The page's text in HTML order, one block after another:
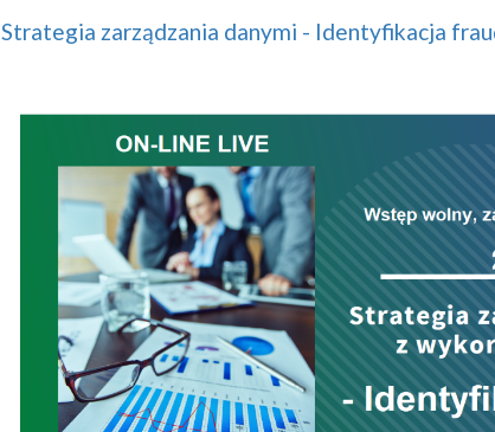
Strategia zarządzania danymi - Identyfikacja